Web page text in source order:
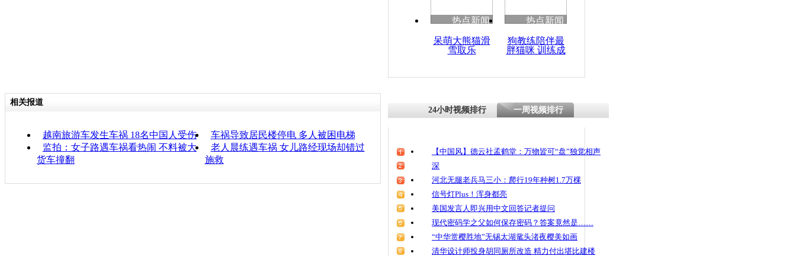
热点新闻
呆萌大熊猫滑
雪取乐
热点新闻
狗教练陪伴最
胖猫咪 训练成
相关报道
越南旅游车发生车祸 18名中国人受伤
车祸导致居民楼停电 多人被困电梯
监拍：女子路遇车祸看热闹 不料被大
货车撞翻
老人晨练遇车祸 女儿路经现场却错过
施救
24小时视频排行 一周视频排行
【中国风】德云社孟鹤堂：万物皆可“盘”独觉相声
深
河北无腿老兵马三小：爬行19年种树1.7万棵
信号灯Plus！浑身都亮
美国发言人即兴用中文回答记者提问
现代密码学之父如何保存密码？答案竟然是……
“中华赏樱胜地”无锡太湖鼋头渚夜樱美如画
清华设计师投身胡同厕所改造 精力付出堪比建楼